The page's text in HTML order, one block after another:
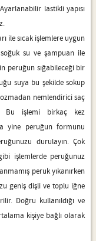
lastikli yapısı
ile sıcak işlemlere uygun
su ve şampuan ile
peruğun sığabileceği bir
suya bu şekilde sokup
nemlendirici saç
Bu işlemi birkaç kez
yine peruğun formunu
durulayın. Çok
işlemlerde peruğunuz
peruk yıkanırken
geniş dişli ve toplu iğne
Doğru kullanıldığı ve
kişiye bağlı olarak